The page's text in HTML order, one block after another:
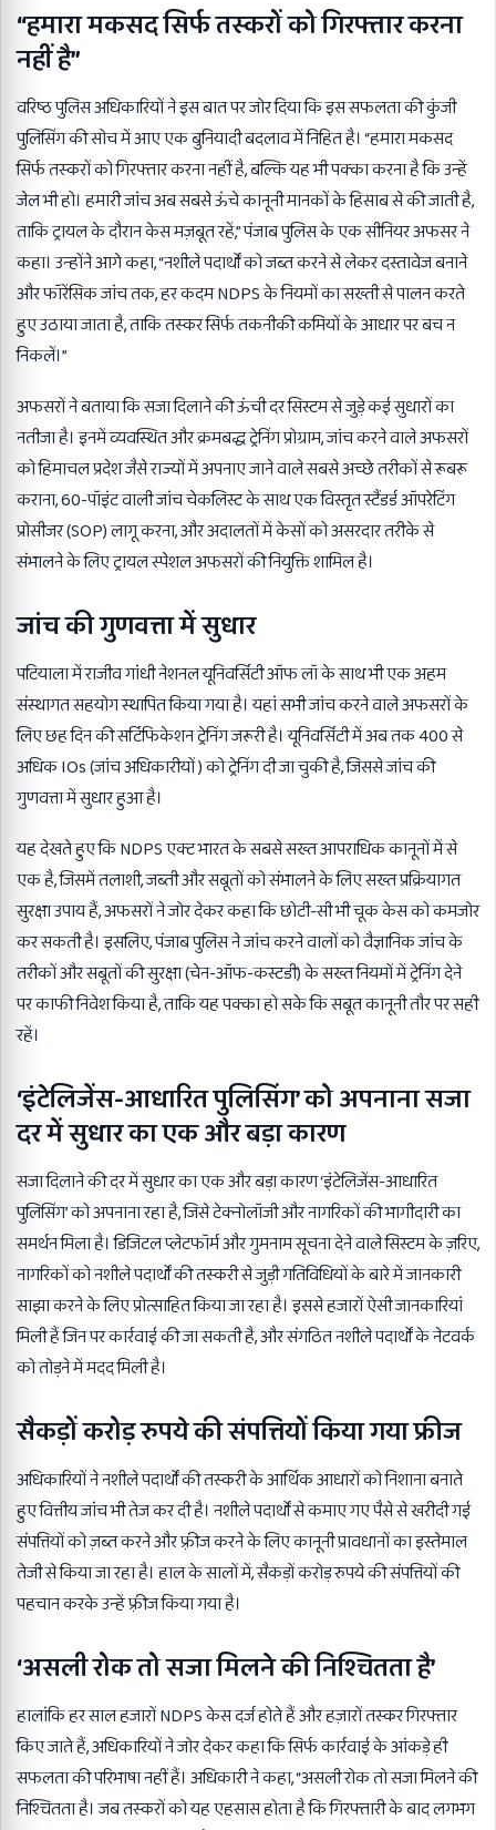
“हमारा मकसद सिर्फ तस्करों को गिरफ्तार करना
नहीं है”
वरिष्ठ पुलिस अधिकारियों ने इस बात पर जोर दिया कि इस सफलता की कुंजी
पुलिसिंग की सोच में आए एक बुनियादी बदलाव में निहित है। “हमारा मकसद
सिर्फ तस्करों को गिरफ्तार करना नहीं है, बल्कि यह भी पक्का करना है कि उन्हें
जेल भी हो। हमारी जांच अब सबसे ऊंचे कानूनी मानकों के हिसाब से की जाती है,
ताकि ट्रायल के दौरान केस मज़बूत रहें,” पंजाब पुलिस के एक सीनियर अफसर ने
कहा। उन्होंने आगे कहा, “नशीले पदार्थों को जब्त करने से लेकर दस्तावेज बनाने
और फॉरेंसिक जांच तक, हर कदम NDPS के नियमों का सख्ती से पालन करते
हुए उठाया जाता है, ताकि तस्कर सिर्फ तकनीकी कमियों के आधार पर बच न
निकलें।”
अफसरों ने बताया कि सजा दिलाने की ऊंची दर सिस्टम से जुड़े कई सुधारों का
नतीजा है। इनमें व्यवस्थित और क्रमबद्ध ट्रेनिंग प्रोग्राम, जांच करने वाले अफसरों
को हिमाचल प्रदेश जैसे राज्यों में अपनाए जाने वाले सबसे अच्छे तरीकों से रूबरू
कराना, 60-पॉइंट वाली जांच चेकलिस्ट के साथ एक विस्तृत स्टैंडर्ड ऑपरेटिंग
प्रोसीजर (SOP) लागू करना, और अदालतों में केसों को असरदार तरीके से
संभालने के लिए ट्रायल स्पेशल अफसरों की नियुक्ति शामिल है।
जांच की गुणवत्ता में सुधार
पटियाला में राजीव गांधी नेशनल यूनिवर्सिटी ऑफ लॉ के साथ भी एक अहम
संस्थागत सहयोग स्थापित किया गया है। यहां सभी जांच करने वाले अफसरों के
लिए छह दिन की सर्टिफिकेशन ट्रेनिंग जरूरी है। यूनिवर्सिटी में अब तक 400 से
अधिक IOs (जांच अधिकारीयों ) को ट्रेनिंग दी जा चुकी है, जिससे जांच की
गुणवत्ता में सुधार हुआ है।
यह देखते हुए कि NDPS एक्ट भारत के सबसे सख्त आपराधिक कानूनों में से
एक है, जिसमें तलाशी, जब्ती और सबूतों को संभालने के लिए सख्त प्रक्रियागत
सुरक्षा उपाय हैं, अफसरों ने जोर देकर कहा कि छोटी-सी भी चूक केस को कमजोर
कर सकती है। इसलिए, पंजाब पुलिस ने जांच करने वालों को वैज्ञानिक जांच के
तरीकों और सबूतों की सुरक्षा (चेन-ऑफ-कस्टडी) के सख्त नियमों में ट्रेनिंग देने
पर काफी निवेश किया है, ताकि यह पक्का हो सके कि सबूत कानूनी तौर पर सही
रहें।
‘इंटेलिजेंस-आधारित पुलिसिंग’ को अपनाना सजा
दर में सुधार का एक और बड़ा कारण
सजा दिलाने की दर में सुधार का एक और बड़ा कारण ‘इंटेलिजेंस-आधारित
पुलिसिंग’ को अपनाना रहा है, जिसे टेक्नोलॉजी और नागरिकों की भागीदारी का
समर्थन मिला है। डिजिटल प्लेटफॉर्म और गुमनाम सूचना देने वाले सिस्टम के ज़रिए,
नागरिकों को नशीले पदार्थों की तस्करी से जुड़ी गतिविधियों के बारे में जानकारी
साझा करने के लिए प्रोत्साहित किया जा रहा है। इससे हजारों ऐसी जानकारियां
मिली हैं जिन पर कार्रवाई की जा सकती है, और संगठित नशीले पदार्थों के नेटवर्क
को तोड़ने में मदद मिली है।
सैकड़ों करोड़ रुपये की संपत्तियों किया गया फ्रीज
अधिकारियों ने नशीले पदार्थों की तस्करी के आर्थिक आधारों को निशाना बनाते
हुए वित्तीय जांच भी तेज कर दी है। नशीले पदार्थों से कमाए गए पैसे से खरीदी गई
संपत्तियों को ज़ब्त करने और फ़्रीज करने के लिए कानूनी प्रावधानों का इस्तेमाल
तेजी से किया जा रहा है। हाल के सालों में, सैकड़ों करोड़ रुपये की संपत्तियों की
पहचान करके उन्हें फ़्रीज किया गया है।
‘असली रोक तो सजा मिलने की निश्चितता है’
हालांकि हर साल हजारों NDPS केस दर्ज होते हैं और हज़ारों तस्कर गिरफ्तार
किए जाते हैं, अधिकारियों ने जोर देकर कहा कि सिर्फ कार्रवाई के आंकड़े ही
सफलता की परिभाषा नहीं हैं। अधिकारी ने कहा, “असली रोक तो सजा मिलने की
निश्चितता है। जब तस्करों को यह एहसास होता है कि गिरफ्तारी के बाद लगभग